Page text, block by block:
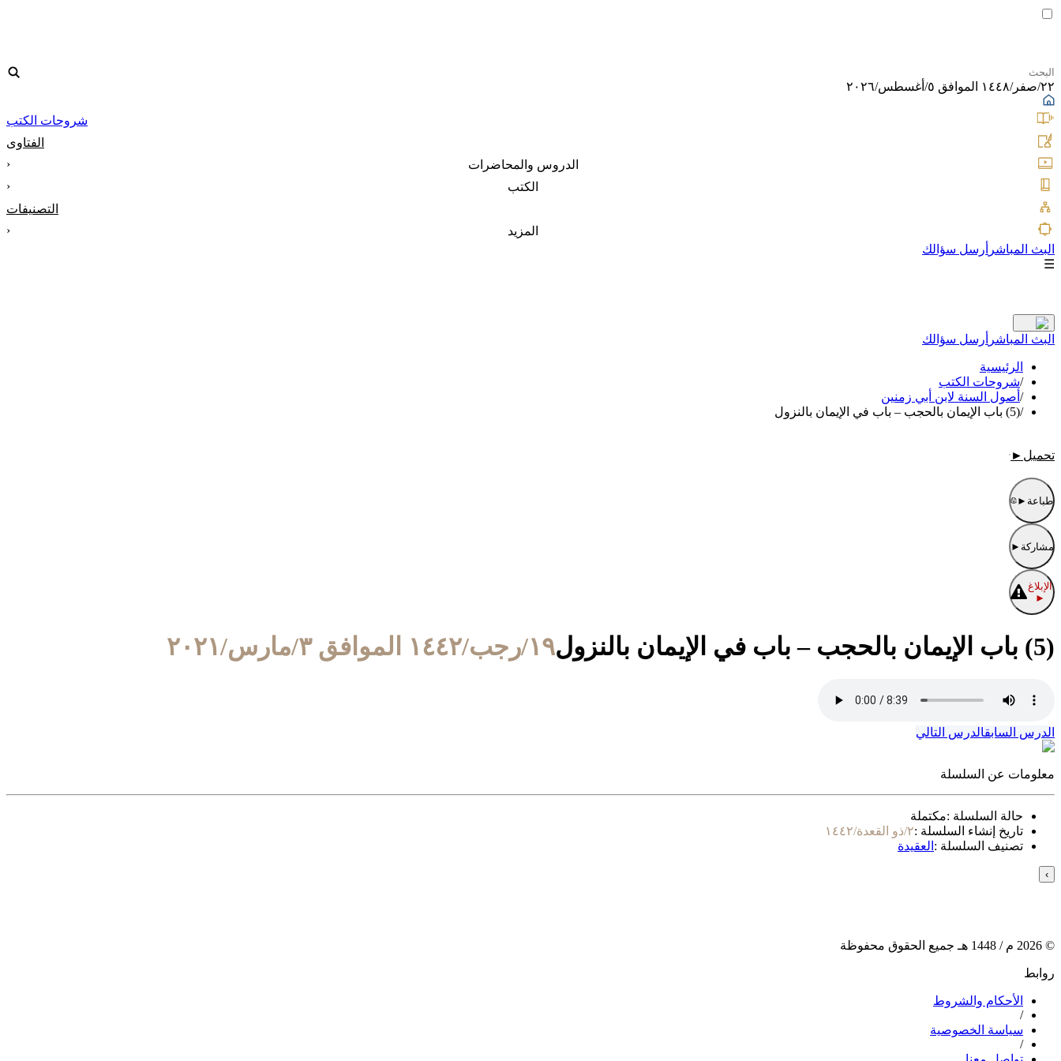
٢٢/صفر/١٤٤٨ الموافق ٥/أغسطس/٢٠٢٦
شروحات الكتب
الفتاوى
الدروس والمحاضرات
‹
الكتب
‹
التصنيفات
المزيد
‹
البث المباشر أرسل سؤالك
☰
البث المباشر أرسل سؤالك
الرئيسية
/شروحات الكتب
/ أصول السنة لابن أبي زمنين
/(5) باب الإيمان بالحجب – باب في الإيمان بالنزول
تحميل ►
طباعة ►
مشاركة ►
الإبلاغ
►
(5) باب الإيمان بالحجب – باب في الإيمان بالنزول ١٩/رجب/١٤٤٢ الموافق ٣/مارس/٢٠٢١
الدرس السابقالدرس التالي
معلومات عن السلسلة
حالة السلسلة :مكتملة
تاريخ إنشاء السلسلة :٢/ذو القعدة/١٤٤٢
تصنيف السلسلة : العقيدة
›
©
2026 م / 1448 هـ جميع الحقوق محفوظة
روابط
الأحكام والشروط
/
سياسة الخصوصية
/